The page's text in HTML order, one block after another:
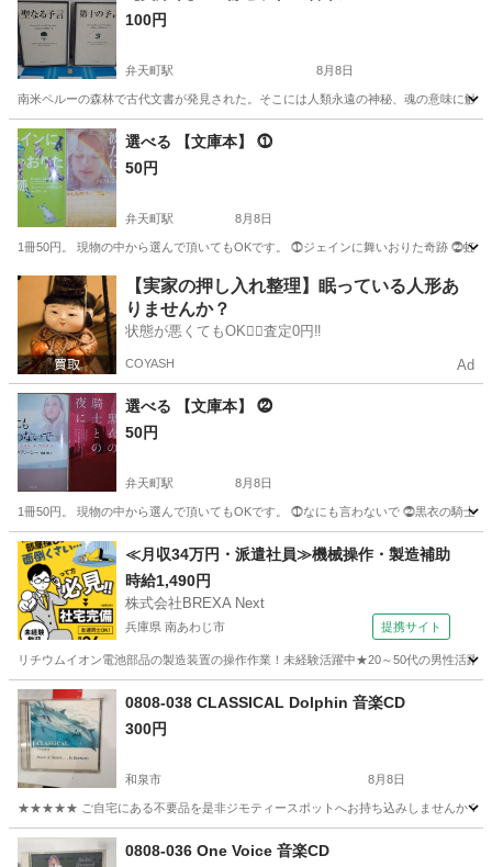
弁天町駅 本/CD/DVD
100円
弁天町駅 8月8日
南米ペルーの森林で古代文書が発見された。そこには人類永遠の神秘、魂の意味
大阪 大阪市 弁天町駅 その他
その他 文庫本
選べる 【文庫本】 ⓵
50円
弁天町駅 8月8日
1冊50円。 現物の中から選んで頂いてもOKです。 ⓵ジェインに舞いおりた奇跡 ⓶
大阪 大阪市 弁天町駅 本/CD/DVD 大阪 大阪市
弁天町駅 本/CD/DVD 文庫本
【実家の押し入れ整理】眠っている人形あ
りませんか？
状態が悪くてもOK🙆‍♀️査定0円‼️
COYASH Ad
選べる 【文庫本】 ⓶
50円
弁天町駅 8月8日
1冊50円。 現物の中から選んで頂いてもOKです。 ⓵なにも言わないで ⓶黒衣の騎
大阪 大阪市 弁天町駅 本/CD/DVD 大阪 大阪市
弁天町駅 本/CD/DVD 文庫本
≪月収34万円・派遣社員≫機械操作・製造補助
時給1,490円
株式会社BREXA Next
兵庫県 南あわじ市 提携サイト
リチウムイオン電池部品の製造装置の操作作業！未経験活躍中★20～50代の男性活
兵庫 南あわじ市0808-038 CLASSICAL Dolphin 音楽CD
300円
和泉市 8月8日
★★★★★ ご自宅にある不要品を是非ジモティースポットへお持ち込みしませんか？
大阪 和泉市
0808-036 One Voice 音楽CD